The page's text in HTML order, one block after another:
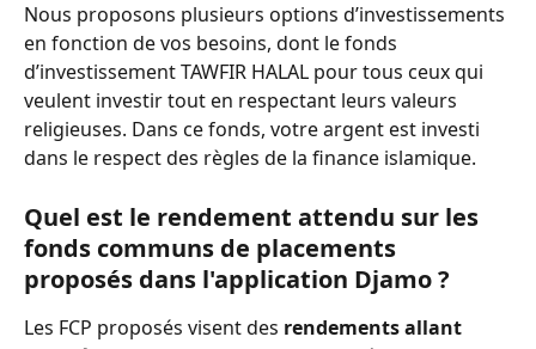
Nous proposons plusieurs options d’investissements
en fonction de vos besoins, dont le fonds
d’investissement TAWFIR HALAL pour tous ceux qui
veulent investir tout en respectant leurs valeurs
religieuses. Dans ce fonds, votre argent est investi
dans le respect des règles de la finance islamique.
Quel est le rendement attendu sur les
fonds communs de placements
proposés dans l'application Djamo ?
Les FCP proposés visent des rendements allant